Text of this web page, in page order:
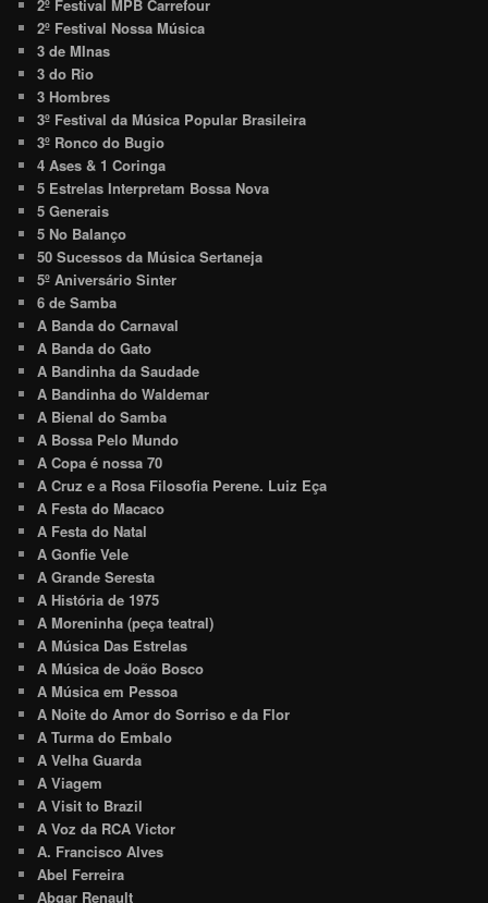
2º Festival MPB Carrefour
2º Festival Nossa Música
3 de MInas
3 do Rio
3 Hombres
3º Festival da Música Popular Brasileira
3º Ronco do Bugio
4 Ases & 1 Coringa
5 Estrelas Interpretam Bossa Nova
5 Generais
5 No Balanço
50 Sucessos da Música Sertaneja
5º Aniversário Sinter
6 de Samba
A Banda do Carnaval
A Banda do Gato
A Bandinha da Saudade
A Bandinha do Waldemar
A Bienal do Samba
A Bossa Pelo Mundo
A Copa é nossa 70
A Cruz e a Rosa Filosofia Perene. Luiz Eça
A Festa do Macaco
A Festa do Natal
A Gonfie Vele
A Grande Seresta
A História de 1975
A Moreninha (peça teatral)
A Música Das Estrelas
A Música de João Bosco
A Música em Pessoa
A Noite do Amor do Sorriso e da Flor
A Turma do Embalo
A Velha Guarda
A Viagem
A Visit to Brazil
A Voz da RCA Victor
A. Francisco Alves
Abel Ferreira
Abgar Renault